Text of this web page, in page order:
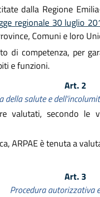
dalla Regione
regionale 30 luglio
Comuni e loro
di competenza, per
e funzioni.
Art. 2
della salute e
valutati, secondo le
ARPAE è tenuta a
Art. 3
Procedura autorizzativa